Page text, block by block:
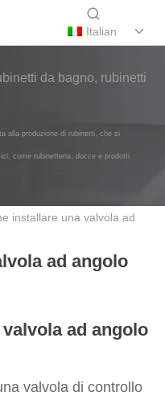
Italian
da bagno, rubinetti
alla produzione di rubinetti, che si
come rubinetteria, docce e prodotti
installare una valvola ad
ad angolo
ad angolo
valvola di controllo